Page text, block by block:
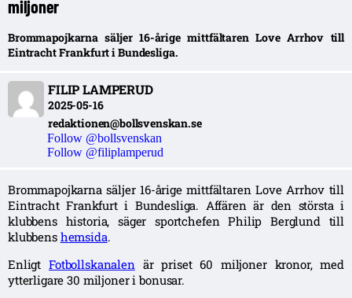
miljoner
Brommapojkarna säljer 16-årige mittfältaren Love Arrhov till
Eintracht Frankfurt i Bundesliga.
FILIP LAMPERUD
2025-05-16
redaktionen@bollsvenskan.se
Follow @bollsvenskan
Follow @filiplamperud
Brommapojkarna säljer 16-årige mittfältaren Love Arrhov till
Eintracht Frankfurt i Bundesliga. Affären är den största i
klubbens historia, säger sportchefen Philip Berglund till
klubbens hemsida.
EnligtFotbollskanalen är priset 60 miljoner kronor, med
ytterligare 30 miljoner i bonusar.